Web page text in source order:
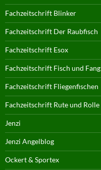
Fachzeitschrift Blinker
Fachzeitschrift Der Raubfisch
Fachzeitschrift Esox
Fachzeitschrift Fisch und Fang
Fachzeitschrift Fliegenfischen
Fachzeitschrift Rute und Rolle
Jenzi
Jenzi Angelblog
Ockert & Sportex